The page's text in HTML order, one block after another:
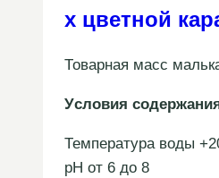
х цветной
Товарная масс
Уcловия
Температура воды
рН от 6 до 8